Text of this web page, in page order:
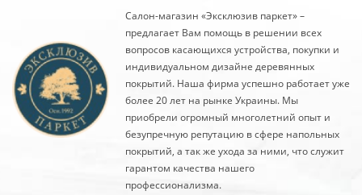
Салон-магазин «Эксклюзив паркет» –
предлагает Вам помощь в решении всех
вопросов касающихся устройства, покупки и
индивидуальном дизайне деревянных
покрытий. Наша фирма успешно работает уже
более 20 лет на рынке Украины. Мы
приобрели огромный многолетний опыт и
безупречную репутацию в сфере напольных
покрытий, а так же ухода за ними, что служит
гарантом качества нашего
профессионализма.